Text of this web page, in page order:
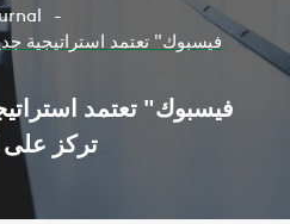
تركز